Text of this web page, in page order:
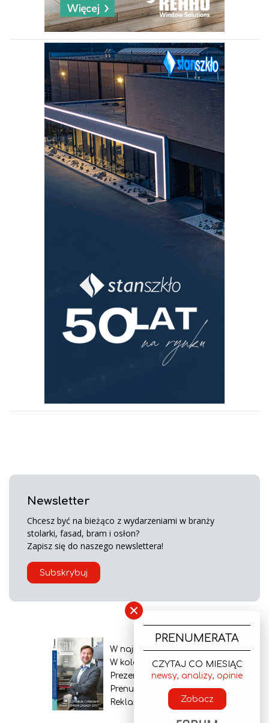
Newsletter
Chcesz być na bieżąco z wydarzeniami w branży
stolarki, fasad, bram i osłon?
Zapisz się do naszego newslettera!
Subskrybuj
W najnowszym wydaniu
W kolejnym numerze
Prezentacja gazety
Prenumerata
Reklama
×
PRENUMERATA
CZYTAJ CO MIESIĄC
newsy, analizy, opinie
Zobacz